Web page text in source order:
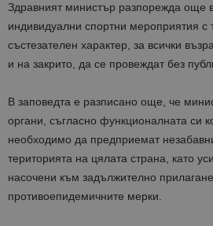
Здравният министър разпорежда още
индивидуални спортни мероприятия с
състезателен характер, за всички
и на закрито, да се провеждат без
В заповедта е разписано още, че
органи, съгласно функционалната си
необходимо да предприемат
територията на цялата страна, като
насочени към задължително
противоепидемичните мерки.